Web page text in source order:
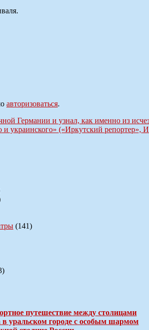
авторизоваться.
Германии и узнал, как именно из
украинского» («Иркутский репортер»,
(141)
путешествие между столицами
в уральском городе с особым шармом